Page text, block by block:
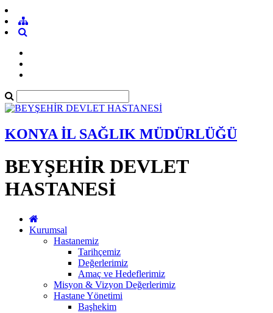
KONYA İL SAĞLIK MÜDÜRLÜĞÜ
BEYŞEHİR DEVLET
HASTANESİ
Kurumsal
Hastanemiz
Tarihçemiz
Değerlerimiz
Amaç ve Hedeflerimiz
Misyon & Vizyon Değerlerimiz
Hastane Yönetimi
Başhekim